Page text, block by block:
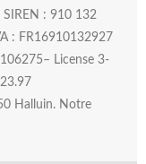
SIREN : 910 132
: FR16910132927
License 3-
Halluin. Notre